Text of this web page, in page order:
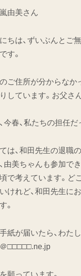
由美さん
ちは、ずいぶんとご
す。
ご住所が分からなか
しています。お父さ
今春、私たちの担任
は、和田先生の退職
由美ちゃんも参加で
で考えています。ど
けれど、和田先生に
。
紙が届いたら、わた
□□□□□.ne.jp
願っています。